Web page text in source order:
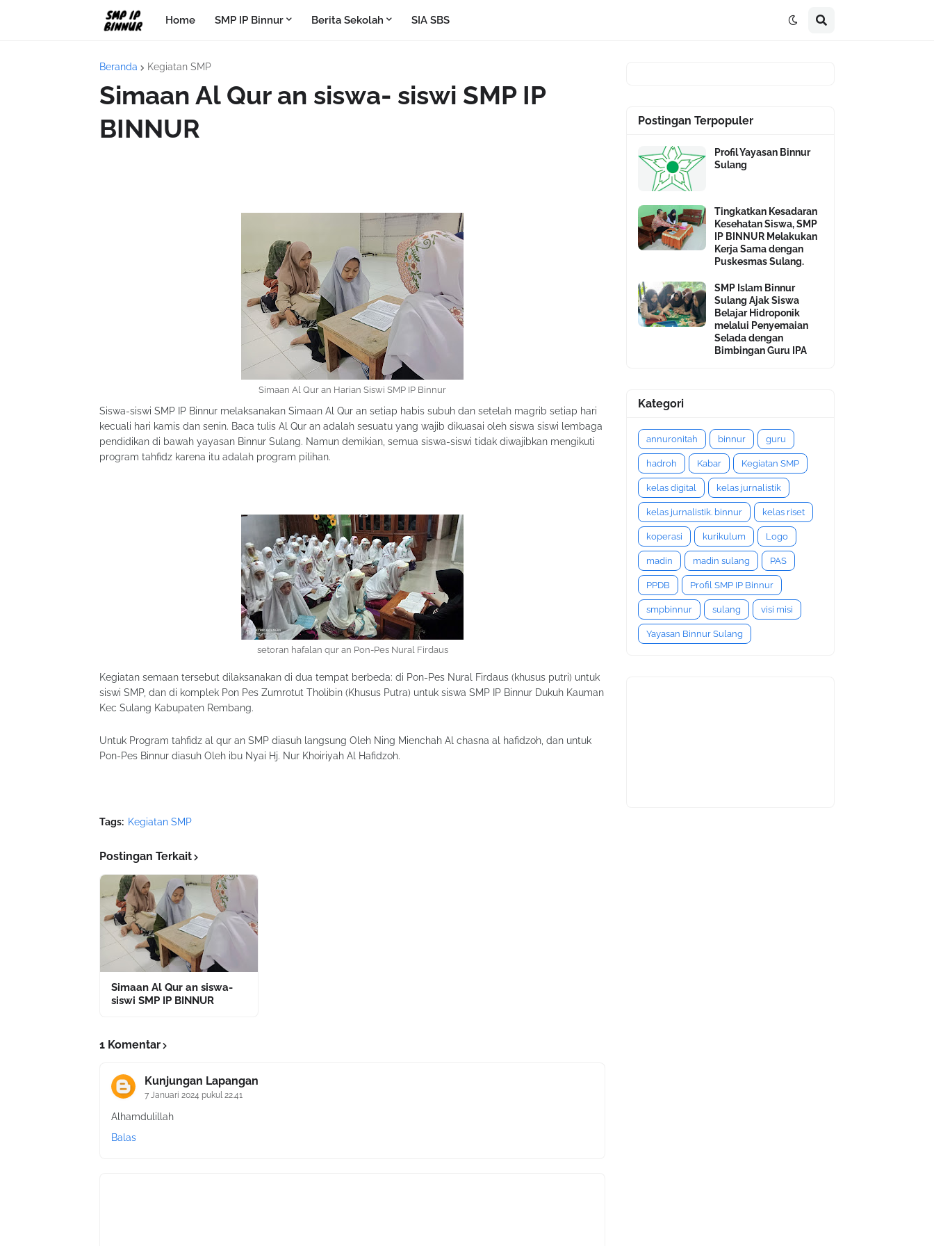
Home SMP IP Binnur Berita Sekolah SIA SBS
Beranda Kegiatan SMP
Simaan Al Qur an siswa- siswi SMP IP
BINNUR
Simaan Al Qur an Harian Siswi SMP IP Binnur
Siswa-siswi SMP IP Binnur melaksanakan Simaan Al Qur an setiap habis subuh dan setelah magrib setiap hari
kecuali hari kamis dan senin. Baca tulis Al Qur an adalah sesuatu yang wajib dikuasai oleh siswa siswi lembaga
pendidikan di bawah yayasan Binnur Sulang. Namun demikian, semua siswa-siswi tidak diwajibkan mengikuti
program tahfidz karena itu adalah program pilihan.
setoran hafalan qur an Pon-Pes Nural Firdaus
Kegiatan semaan tersebut dilaksanakan di dua tempat berbeda: di Pon-Pes Nural Firdaus (khusus putri) untuk
siswi SMP, dan di komplek Pon Pes Zumrotut Tholibin (Khusus Putra) untuk siswa SMP IP Binnur Dukuh Kauman
Kec Sulang Kabupaten Rembang.
Untuk Program tahfidz al qur an SMP diasuh langsung Oleh Ning Mienchah Al chasna al hafidzoh, dan untuk
Pon-Pes Binnur diasuh Oleh ibu Nyai Hj. Nur Khoiriyah Al Hafidzoh.
Tags: Kegiatan SMP
Postingan Terkait
Simaan Al Qur an siswa-
siswi SMP IP BINNUR
1 Komentar
Kunjungan Lapangan
7 Januari 2024 pukul 22.41
Alhamdulillah
Balas
Postingan Terpopuler
Profil Yayasan Binnur
Sulang
Tingkatkan Kesadaran
Kesehatan Siswa, SMP
IP BINNUR Melakukan
Kerja Sama dengan
Puskesmas Sulang.
SMP Islam Binnur
Sulang Ajak Siswa
Belajar Hidroponik
melalui Penyemaian
Selada dengan
Bimbingan Guru IPA
Kategori
annuronitah binnur guru
hadroh Kabar Kegiatan SMP
kelas digital kelas jurnalistik
kelas jurnalistik. binnur kelas riset
koperasi kurikulum Logo
madin madin sulang PAS
PPDB Profil SMP IP Binnur
smpbinnur sulang visi misi
Yayasan Binnur Sulang